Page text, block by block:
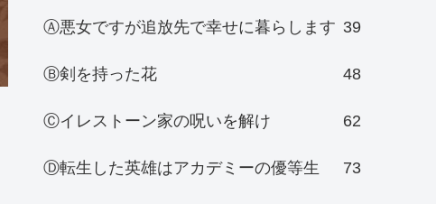
Ⓐ悪女ですが追放先で幸せに暮らします 39
Ⓑ剣を持った花 48
Ⓒイレストーン家の呪いを解け 62
Ⓓ転生した英雄はアカデミーの優等生 73